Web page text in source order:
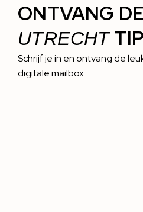
ONTVANG
UTRECHT
Schrijf je in en ontvang de
digitale mailbox.